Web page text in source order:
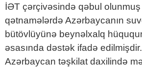
İƏT çərçivəsində qəbul olunmuş
qətnamələrdə Azərbaycanın
bütövlüyünə beynəlxalq
əsasında dəstək ifadə
Azərbaycan təşkilat daxilində